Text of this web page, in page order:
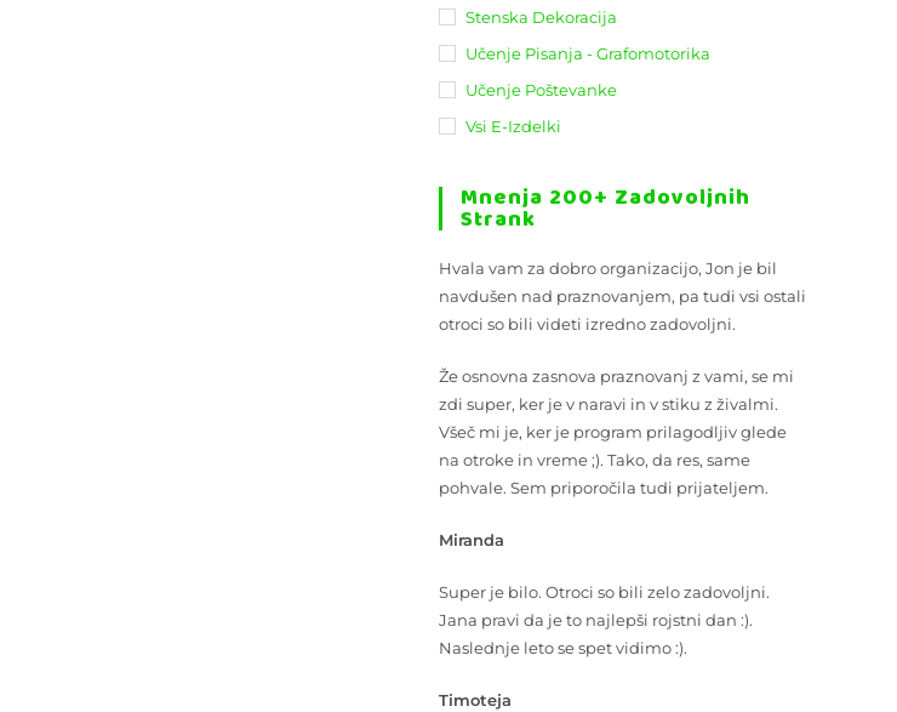
Stenska Dekoracija
Učenje Pisanja - Grafomotorika
Učenje Poštevanke
Vsi E-Izdelki
Mnenja 200+ Zadovoljnih
Strank
Hvala vam za dobro organizacijo, Jon je bil
navdušen nad praznovanjem, pa tudi vsi ostali
otroci so bili videti izredno zadovoljni.
Že osnovna zasnova praznovanj z vami, se mi
zdi super, ker je v naravi in v stiku z živalmi.
Všeč mi je, ker je program prilagodljiv glede
na otroke in vreme ;). Tako, da res, same
pohvale. Sem priporočila tudi prijateljem.
Miranda
Super je bilo. Otroci so bili zelo zadovoljni.
Jana pravi da je to najlepši rojstni dan :).
Naslednje leto se spet vidimo :).
Timoteja